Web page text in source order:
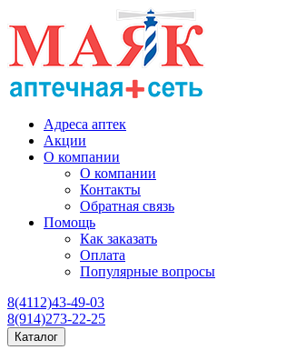
Адреса аптек
Акции
О компании
О компании
Контакты
Обратная связь
Помощь
Как заказать
Оплата
Популярные вопросы
8(4112)43-49-03
8(914)273-22-25
Каталог